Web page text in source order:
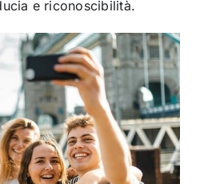
e riconoscibilità.